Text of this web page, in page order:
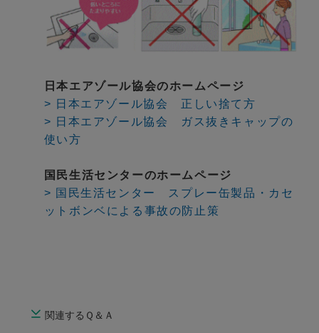
日本エアゾール協会のホームページ
> 日本エアゾール協会 正しい捨て方
> 日本エアゾール協会 ガス抜きキャップの
使い方
国民生活センターのホームページ
> 国民生活センター スプレー缶製品・カセ
ットボンベによる事故の防止策
関連するＱ＆Ａ